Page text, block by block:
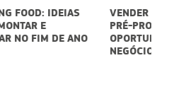
VENDER ALIMENTOS
PRÉ-PRONTOS COMO
OPORTUNIDADE DE